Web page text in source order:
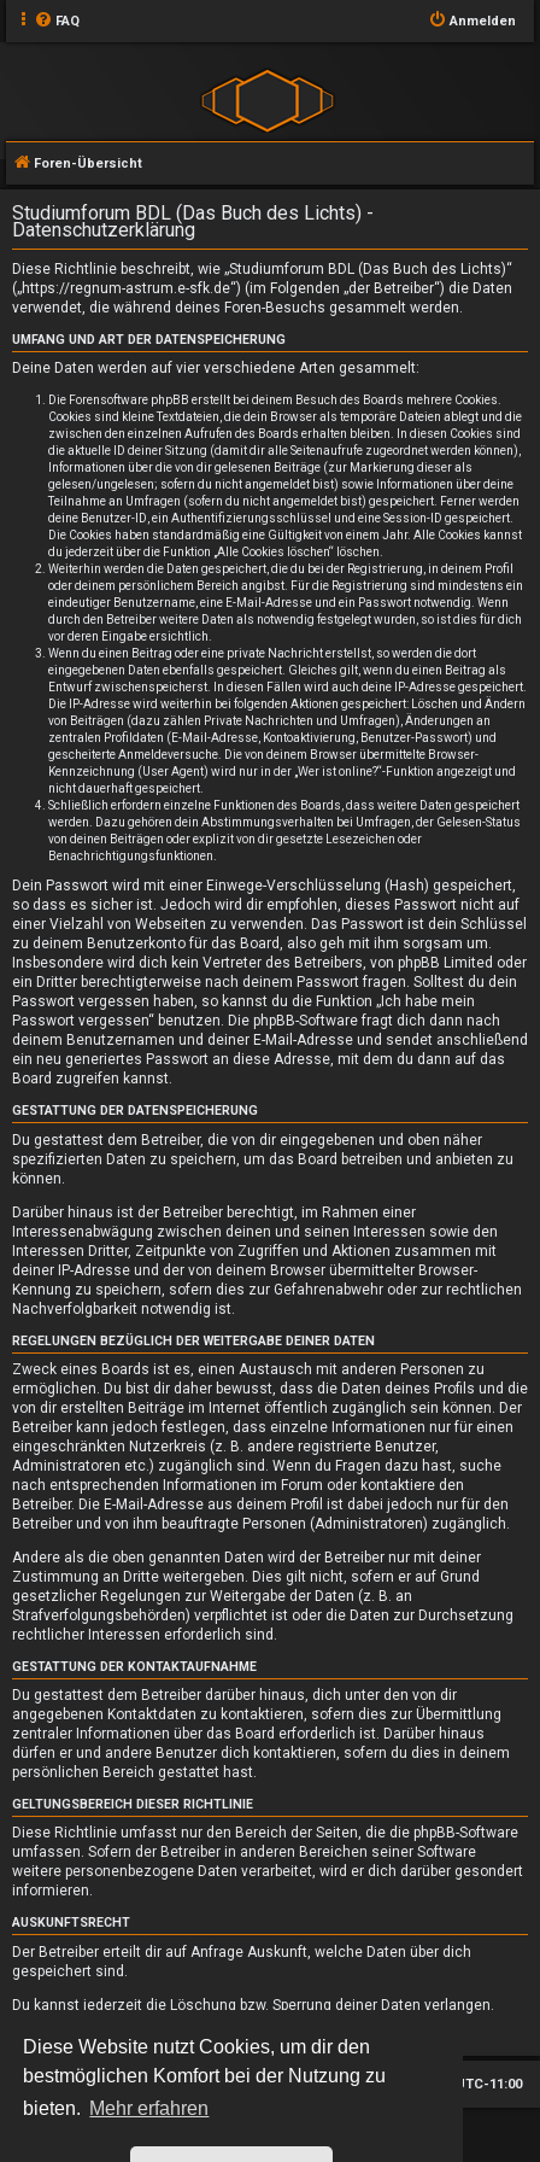
Diese Website nutzt Cookies, um dir den
bestmöglichen Komfort bei der Nutzung zu
bieten. Mehr erfahren
FAQ Anmelden
Foren-Übersicht
Studiumforum BDL (Das Buch des Lichts) -
Datenschutzerklärung
Diese Richtlinie beschreibt, wie „Studiumforum BDL (Das Buch des Lichts)“
(„https://regnum-astrum.e-sfk.de“) (im Folgenden „der Betreiber“) die Daten
verwendet, die während deines Foren-Besuchs gesammelt werden.
UMFANG UND ART DER DATENSPEICHERUNG
Deine Daten werden auf vier verschiedene Arten gesammelt:
Die Forensoftware phpBB erstellt bei deinem Besuch des Boards mehrere Cookies.
Cookies sind kleine Textdateien, die dein Browser als temporäre Dateien ablegt und die
zwischen den einzelnen Aufrufen des Boards erhalten bleiben. In diesen Cookies sind
die aktuelle ID deiner Sitzung (damit dir alle Seitenaufrufe zugeordnet werden können),
Informationen über die von dir gelesenen Beiträge (zur Markierung dieser als
gelesen/ungelesen; sofern du nicht angemeldet bist) sowie Informationen über deine
Teilnahme an Umfragen (sofern du nicht angemeldet bist) gespeichert. Ferner werden
deine Benutzer-ID, ein Authentifizierungsschlüssel und eine Session-ID gespeichert.
Die Cookies haben standardmäßig eine Gültigkeit von einem Jahr. Alle Cookies kannst
du jederzeit über die Funktion „Alle Cookies löschen“ löschen.
Weiterhin werden die Daten gespeichert, die du bei der Registrierung, in deinem Profil
oder deinem persönlichem Bereich angibst. Für die Registrierung sind mindestens ein
eindeutiger Benutzername, eine E-Mail-Adresse und ein Passwort notwendig. Wenn
durch den Betreiber weitere Daten als notwendig festgelegt wurden, so ist dies für dich
vor deren Eingabe ersichtlich.
Wenn du einen Beitrag oder eine private Nachricht erstellst, so werden die dort
eingegebenen Daten ebenfalls gespeichert. Gleiches gilt, wenn du einen Beitrag als
Entwurf zwischenspeicherst. In diesen Fällen wird auch deine IP-Adresse gespeichert.
Die IP-Adresse wird weiterhin bei folgenden Aktionen gespeichert: Löschen und Ändern
von Beiträgen (dazu zählen Private Nachrichten und Umfragen), Änderungen an
zentralen Profildaten (E-Mail-Adresse, Kontoaktivierung, Benutzer-Passwort) und
gescheiterte Anmeldeversuche. Die von deinem Browser übermittelte Browser-
Kennzeichnung (User Agent) wird nur in der „Wer ist online?“-Funktion angezeigt und
nicht dauerhaft gespeichert.
Schließlich erfordern einzelne Funktionen des Boards, dass weitere Daten gespeichert
werden. Dazu gehören dein Abstimmungsverhalten bei Umfragen, der Gelesen-Status
von deinen Beiträgen oder explizit von dir gesetzte Lesezeichen oder
Benachrichtigungsfunktionen.
Dein Passwort wird mit einer Einwege-Verschlüsselung (Hash) gespeichert,
so dass es sicher ist. Jedoch wird dir empfohlen, dieses Passwort nicht auf
einer Vielzahl von Webseiten zu verwenden. Das Passwort ist dein Schlüssel
zu deinem Benutzerkonto für das Board, also geh mit ihm sorgsam um.
Insbesondere wird dich kein Vertreter des Betreibers, von phpBB Limited oder
ein Dritter berechtigterweise nach deinem Passwort fragen. Solltest du dein
Passwort vergessen haben, so kannst du die Funktion „Ich habe mein
Passwort vergessen“ benutzen. Die phpBB-Software fragt dich dann nach
deinem Benutzernamen und deiner E-Mail-Adresse und sendet anschließend
ein neu generiertes Passwort an diese Adresse, mit dem du dann auf das
Board zugreifen kannst.
GESTATTUNG DER DATENSPEICHERUNG
Du gestattest dem Betreiber, die von dir eingegebenen und oben näher
spezifizierten Daten zu speichern, um das Board betreiben und anbieten zu
können.
Darüber hinaus ist der Betreiber berechtigt, im Rahmen einer
Interessenabwägung zwischen deinen und seinen Interessen sowie den
Interessen Dritter, Zeitpunkte von Zugriffen und Aktionen zusammen mit
deiner IP-Adresse und der von deinem Browser übermittelter Browser-
Kennung zu speichern, sofern dies zur Gefahrenabwehr oder zur rechtlichen
Nachverfolgbarkeit notwendig ist.
REGELUNGEN BEZÜGLICH DER WEITERGABE DEINER DATEN
Zweck eines Boards ist es, einen Austausch mit anderen Personen zu
ermöglichen. Du bist dir daher bewusst, dass die Daten deines Profils und die
von dir erstellten Beiträge im Internet öffentlich zugänglich sein können. Der
Betreiber kann jedoch festlegen, dass einzelne Informationen nur für einen
eingeschränkten Nutzerkreis (z. B. andere registrierte Benutzer,
Administratoren etc.) zugänglich sind. Wenn du Fragen dazu hast, suche
nach entsprechenden Informationen im Forum oder kontaktiere den
Betreiber. Die E-Mail-Adresse aus deinem Profil ist dabei jedoch nur für den
Betreiber und von ihm beauftragte Personen (Administratoren) zugänglich.
Andere als die oben genannten Daten wird der Betreiber nur mit deiner
Zustimmung an Dritte weitergeben. Dies gilt nicht, sofern er auf Grund
gesetzlicher Regelungen zur Weitergabe der Daten (z. B. an
Strafverfolgungsbehörden) verpflichtet ist oder die Daten zur Durchsetzung
rechtlicher Interessen erforderlich sind.
GESTATTUNG DER KONTAKTAUFNAHME
Du gestattest dem Betreiber darüber hinaus, dich unter den von dir
angegebenen Kontaktdaten zu kontaktieren, sofern dies zur Übermittlung
zentraler Informationen über das Board erforderlich ist. Darüber hinaus
dürfen er und andere Benutzer dich kontaktieren, sofern du dies in deinem
persönlichen Bereich gestattet hast.
GELTUNGSBEREICH DIESER RICHTLINIE
Diese Richtlinie umfasst nur den Bereich der Seiten, die die phpBB-Software
umfassen. Sofern der Betreiber in anderen Bereichen seiner Software
weitere personenbezogene Daten verarbeitet, wird er dich darüber gesondert
informieren.
AUSKUNFTSRECHT
Der Betreiber erteilt dir auf Anfrage Auskunft, welche Daten über dich
gespeichert sind.
Du kannst jederzeit die Löschung bzw. Sperrung deiner Daten verlangen.
Foren-Übersicht Alle Zeiten sind UTC-11:00
Style version: 2.1.11